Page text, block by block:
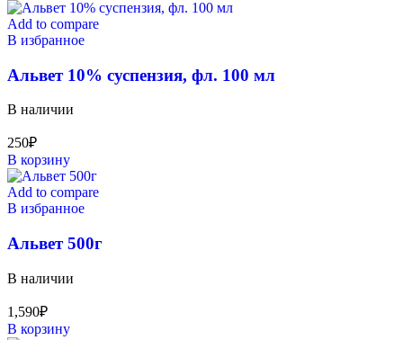
Add to compare
В избранное
Альвет 10% суспензия, фл. 100 мл
В наличии
250₽
В корзину
Add to compare
В избранное
Альвет 500г
В наличии
1,590₽
В корзину